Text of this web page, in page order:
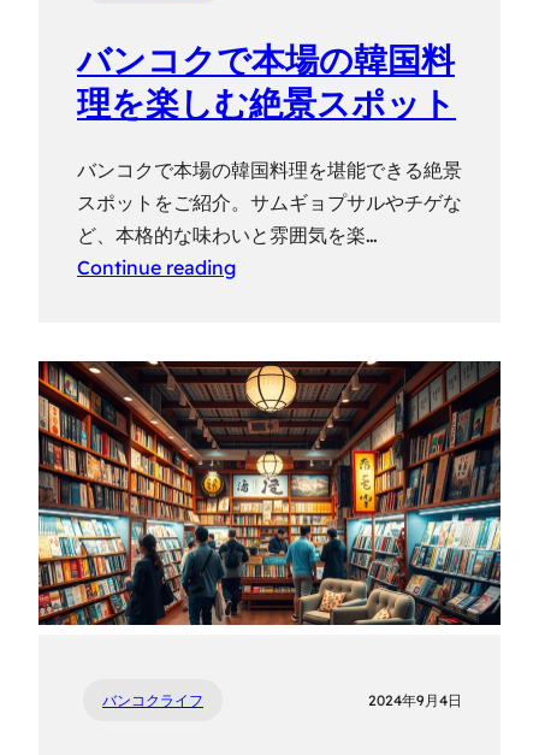
バンコクで本場の韓国料
理を楽しむ絶景スポット
バンコクで本場の韓国料理を堪能できる絶景
スポットをご紹介。サムギョプサルやチゲな
ど、本格的な味わいと雰囲気を楽…
Continue reading
バンコクライフ 2024年9月4日